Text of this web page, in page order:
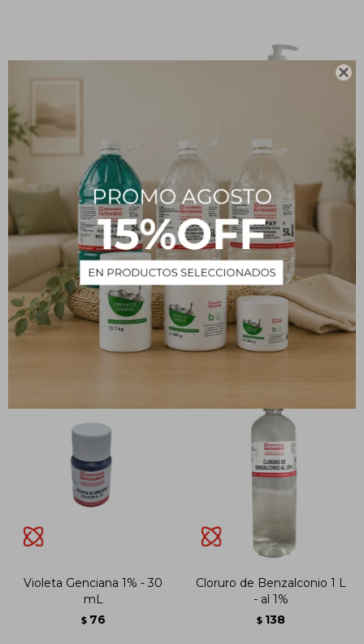

Azufre en barras x 50
unidades
318
Alcohol en gel lavanda -
980 mL
233
Violeta Genciana 1% - 30
mL
$ 76
Cloruro de Benzalconio 1 L
- al 1%
$ 138